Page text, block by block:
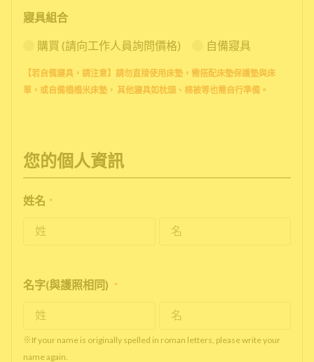
寢具組合
購買 (請向工作人員詢問價格) 自備寢具
【若自備寢具，請注意】請勿直接使用床墊，需搭配床墊保護墊與床
單，或自備榻榻米床墊， 其他寢具如枕頭、棉被等也需自行準備。
您的個人資訊
姓名 *
名字(與護照相同) *
※If your name is originally spelled in roman letters, please write your
name again.